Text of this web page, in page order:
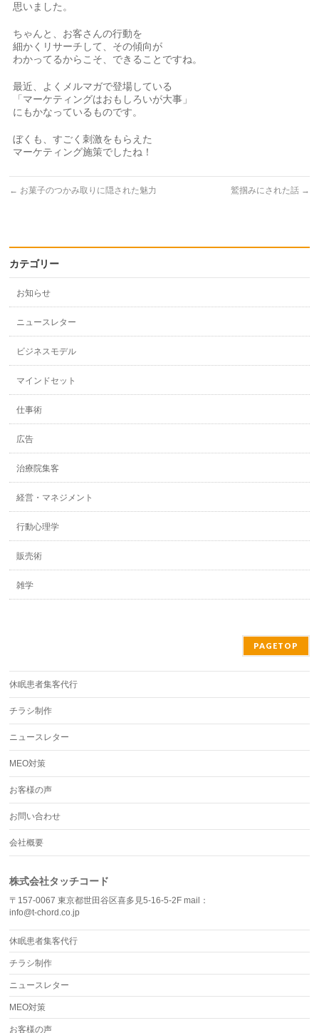
思いました。
ちゃんと、お客さんの行動を
細かくリサーチして、その傾向が
わかってるからこそ、できることですね。
最近、よくメルマガで登場している
「マーケティングはおもしろいが大事」
にもかなっているものです。
ぼくも、すごく刺激をもらえた
マーケティング施策でしたね！
← お菓子のつかみ取りに隠された魅力 鷲掴みにされた話 →
カテゴリー
お知らせ
ニュースレター
ビジネスモデル
マインドセット
仕事術
広告
治療院集客
経営・マネジメント
行動心理学
販売術
雑学
PAGETOP
休眠患者集客代行
チラシ制作
ニュースレター
MEO対策
お客様の声
お問い合わせ
会社概要
株式会社タッチコード
〒157-0067 東京都世田谷区喜多見5-16-5-2F mail：
info@t-chord.co.jp
休眠患者集客代行
チラシ制作
ニュースレター
MEO対策
お客様の声